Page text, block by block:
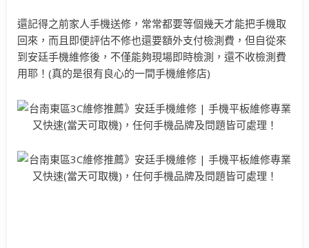
還記得之前家人手機送修，常常都要等個幾天才能把手機取
回來，而且即便評估不修也還要額外支付檢測費，但自從來
到安廷手機維修後，不僅能夠現場即時檢測，還不收檢測費
用耶！(真的是很有良心的一間手機維修店)